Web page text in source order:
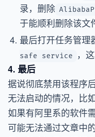
录，删除
于能顺利删除该文
最后打开任务管理
safe service
，
4. 最后
据说彻底禁用该程序
无法启动的情况，比如
如果有阿里系的软件
可能无法通过文章中